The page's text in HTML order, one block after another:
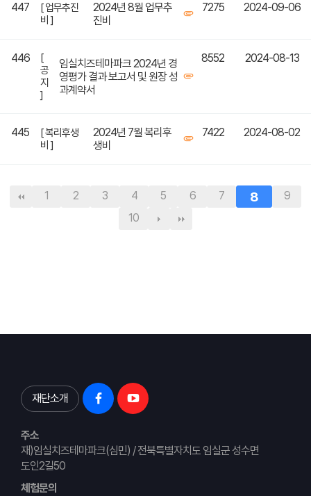
447
[ 업무추진
비 ]
2024년 8월 업무추
진비
7275 2024-09-06
446
[
공
지
]
임실치즈테마파크 2024년 경
영평가 결과 보고서 및 원장 성
과계약서
8552 2024-08-13
445
[ 복리후생
비 ]
2024년 7월 복리후
생비
7422 2024-08-02
1 2 3 4 5 6 7 8
9
10
재단소개
주소
재)임실치즈테마파크(심민) / 전북특별자치도 임실군 성수면
도인2길50
체험문의